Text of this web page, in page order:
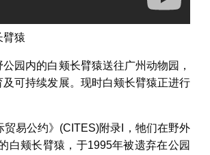
臂猿
园内的白颊长臂猿送往广州动物园，
可持续发展。现时白颊长臂猿正进行
易公约》(CITES)附录I，牠们在野外
白颊长臂猿，于1995年被遗弃在公园